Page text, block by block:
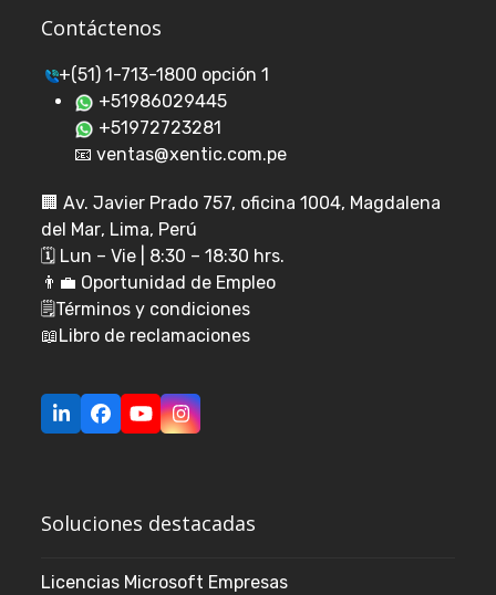
Contáctenos
+(51) 1-713-1800 opción 1
+51986029445
+51972723281
📧 ventas@xentic.com.pe
🏢Av. Javier Prado 757, oficina 1004, Magdalena
del Mar, Lima, Perú
🗓️ Lun – Vie | 8:30 – 18:30 hrs.
👨‍💼 Oportunidad de Empleo
🗒️Términos y condiciones
📖 Libro de reclamaciones
LinkedInFacebook
YouTubeInstagram
Soluciones destacadas
Licencias Microsoft Empresas